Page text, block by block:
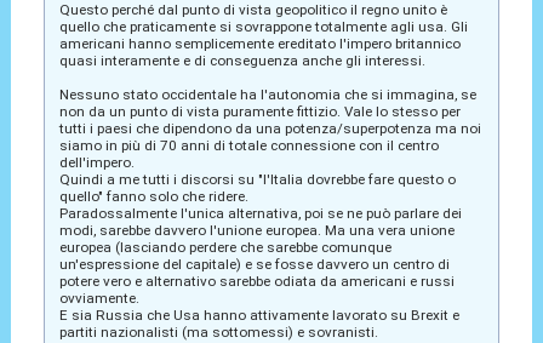
Questo perché dal punto di vista geopolitico il regno unito è
quello che praticamente si sovrappone totalmente agli usa. Gli
americani hanno semplicemente ereditato l'impero britannico
quasi interamente e di conseguenza anche gli interessi.
Nessuno stato occidentale ha l'autonomia che si immagina, se
non da un punto di vista puramente fittizio. Vale lo stesso per
tutti i paesi che dipendono da una potenza/superpotenza ma noi
siamo in più di 70 anni di totale connessione con il centro
dell'impero.
Quindi a me tutti i discorsi su "l'Italia dovrebbe fare questo o
quello" fanno solo che ridere.
Paradossalmente l'unica alternativa, poi se ne può parlare dei
modi, sarebbe davvero l'unione europea. Ma una vera unione
europea (lasciando perdere che sarebbe comunque
un'espressione del capitale) e se fosse davvero un centro di
potere vero e alternativo sarebbe odiata da americani e russi
ovviamente.
E sia Russia che Usa hanno attivamente lavorato su Brexit e
partiti nazionalisti (ma sottomessi) e sovranisti.